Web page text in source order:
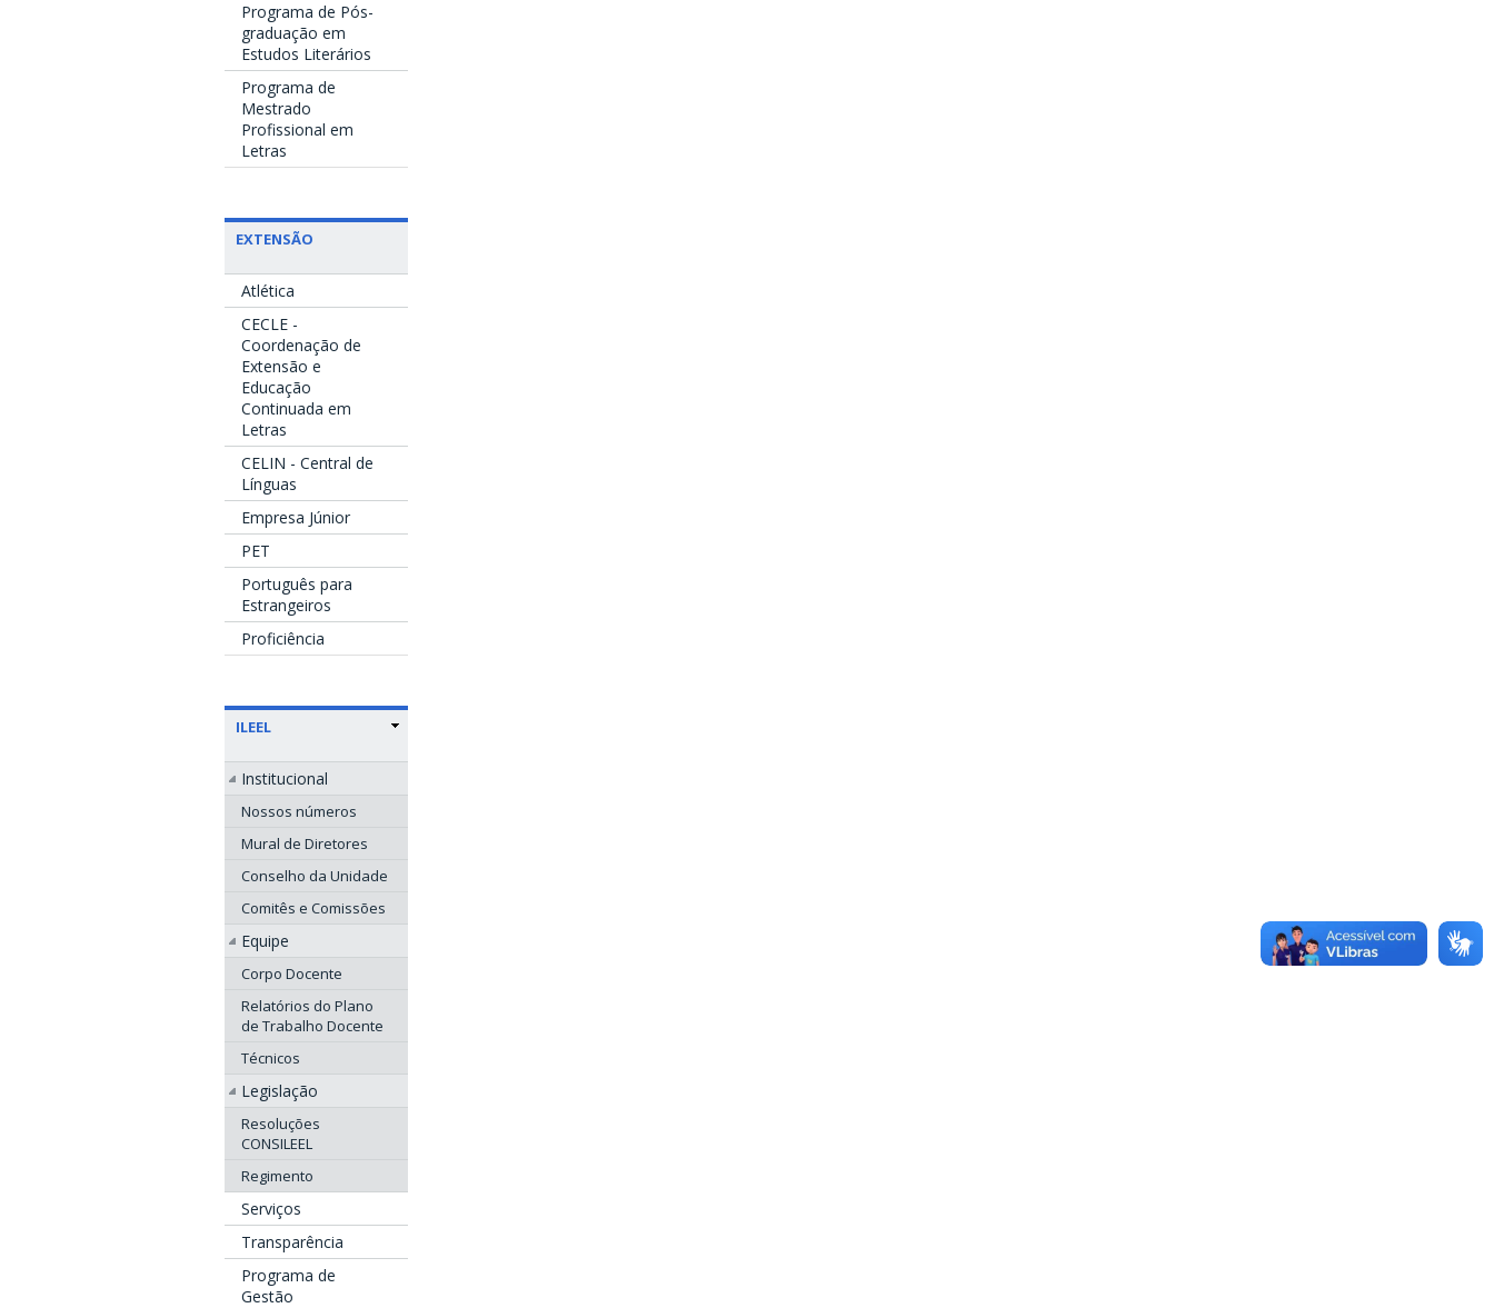
Programa de Pós-
graduação em
Estudos Literários
Programa de
Mestrado
Profissional em
Letras
EXTENSÃO
Atlética
CECLE -
Coordenação de
Extensão e
Educação
Continuada em
Letras
CELIN - Central de
Línguas
Empresa Júnior
PET
Português para
Estrangeiros
Proficiência
ILEEL
Institucional
Nossos números
Mural de Diretores
Conselho da Unidade
Comitês e Comissões
Equipe
Corpo Docente
Relatórios do Plano
de Trabalho Docente
Técnicos
Legislação
Resoluções
CONSILEEL
Regimento
Serviços
Transparência
Programa de
Gestão